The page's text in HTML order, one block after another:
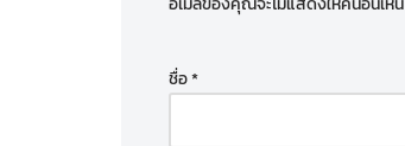
ชื่อ*